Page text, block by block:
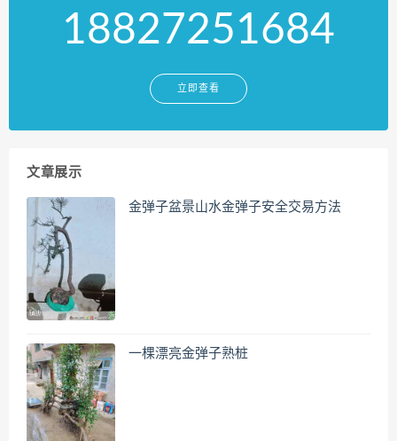
18827251684
立即查看
文章展示
金弹子盆景山水金弹子安全交易方法
一棵漂亮金弹子熟桩